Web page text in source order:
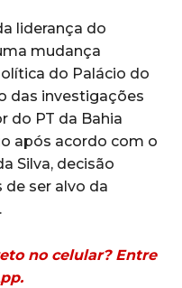
liderança do
mudança
do Palácio do
das investigações
do PT da Bahia
após acordo com o
Silva, decisão
ser alvo da
no celular? Entre